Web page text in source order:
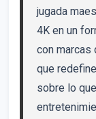
jugada
4K en un
con marcas
que
sobre lo